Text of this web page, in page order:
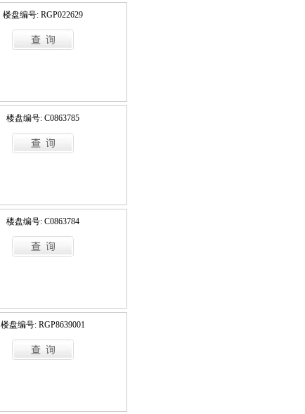
楼盘编号: RGP022629
楼盘编号: C0863785
楼盘编号: C0863784
楼盘编号: RGP8639001